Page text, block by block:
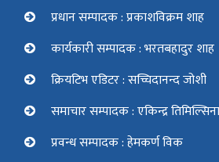
प्रधान सम्पादक : प्रकाशविक्रम शाह
कार्यकारी सम्पादक : भरतबहादुर शाह
क्रियटिभ एडिटर : सच्चिदानन्द जोशी
समाचार सम्पादक : एकिन्द्र तिमिल्सिना
प्रवन्ध सम्पादक : हेमकर्ण विक